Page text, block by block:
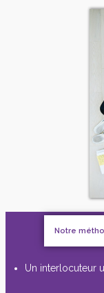
Notre
Un interlocuteur